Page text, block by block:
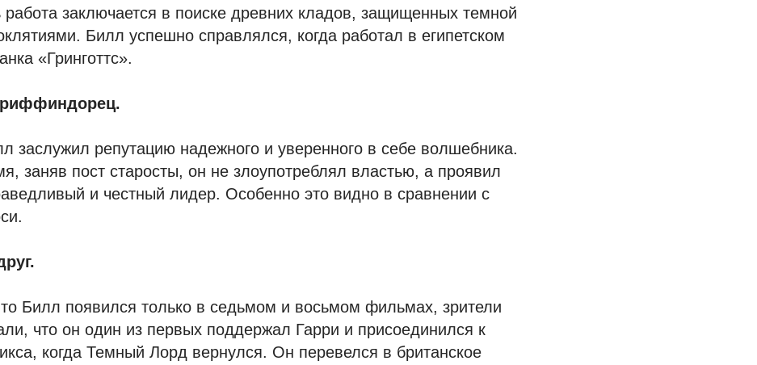
работа заключается в поиске древних кладов, защищенных темной
Билл успешно справлялся, когда работал в египетском
«Гринготтс».
заслужил репутацию надежного и уверенного в себе волшебника.
заняв пост старосты, он не злоупотреблял властью, а проявил
и честный лидер. Особенно это видно в сравнении с
Билл появился только в седьмом и восьмом фильмах, зрители
что он один из первых поддержал Гарри и присоединился к
когда Темный Лорд вернулся. Он перевелся в британское